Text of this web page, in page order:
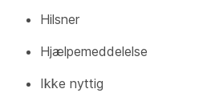
Hilsner
Hjælpemeddelelse
Ikke nyttig